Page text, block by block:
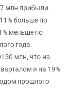
млн прибыли.
больше по
меньше по
года.
млн, что на
и на 19%
прошлого